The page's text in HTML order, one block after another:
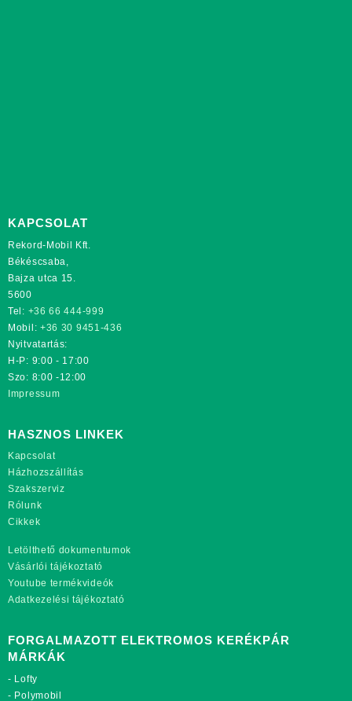
KAPCSOLAT
Rekord-Mobil Kft.
Békéscsaba,
Bajza utca 15.
5600
Tel: +36 66 444-999
Mobil: +36 30 9451-436
Nyitvatartás:
H-P: 9:00 - 17:00
Szo: 8:00 -12:00
Impressum
HASZNOS LINKEK
Kapcsolat
Házhozszállítás
Szakszerviz
Rólunk
Cikkek
Letölthető dokumentumok
Vásárlói tájékoztató
Youtube termékvideók
Adatkezelési tájékoztató
FORGALMAZOTT ELEKTROMOS KERÉKPÁR
MÁRKÁK
- Lofty
- Polymobil